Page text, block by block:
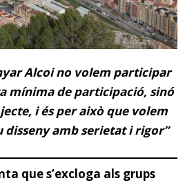
Alcoi no volem participar
mínima de participació, sinó
i és per això que volem
disseny amb serietat i rigor”
que s’excloga als grups